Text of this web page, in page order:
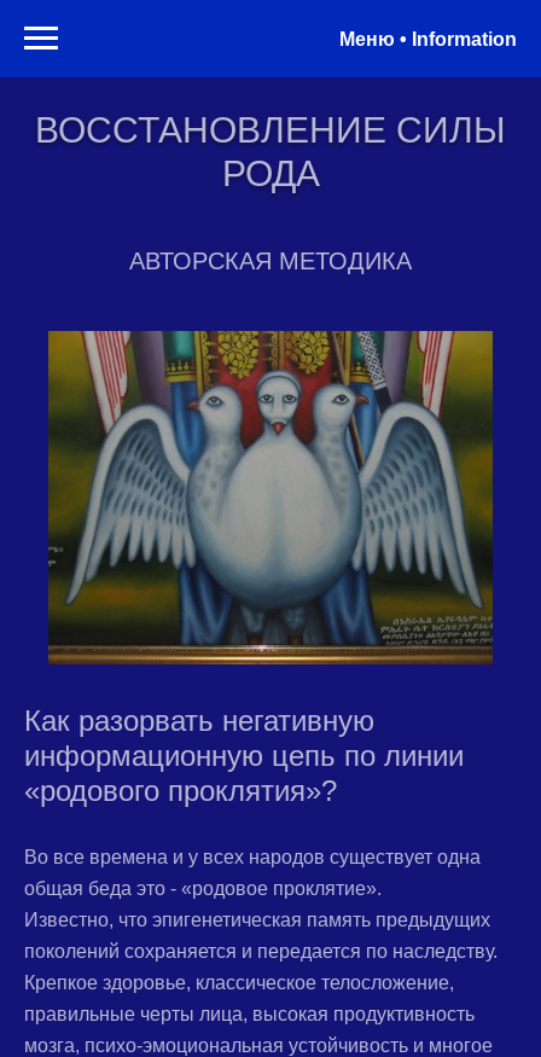
Меню • Information
ВОССТАНОВЛЕНИЕ СИЛЫ
РОДА
АВТОРСКАЯ МЕТОДИКА
Как разорвать негативную
информационную цепь по линии
«родового проклятия»?
Во все времена и у всех народов существует одна
общая беда это - «родовое проклятие».
Известно, что эпигенетическая память предыдущих
поколений сохраняется и передается по наследству.
Крепкое здоровье, классическое телосложение,
правильные черты лица, высокая продуктивность
мозга, психо-эмоциональная устойчивость и многое